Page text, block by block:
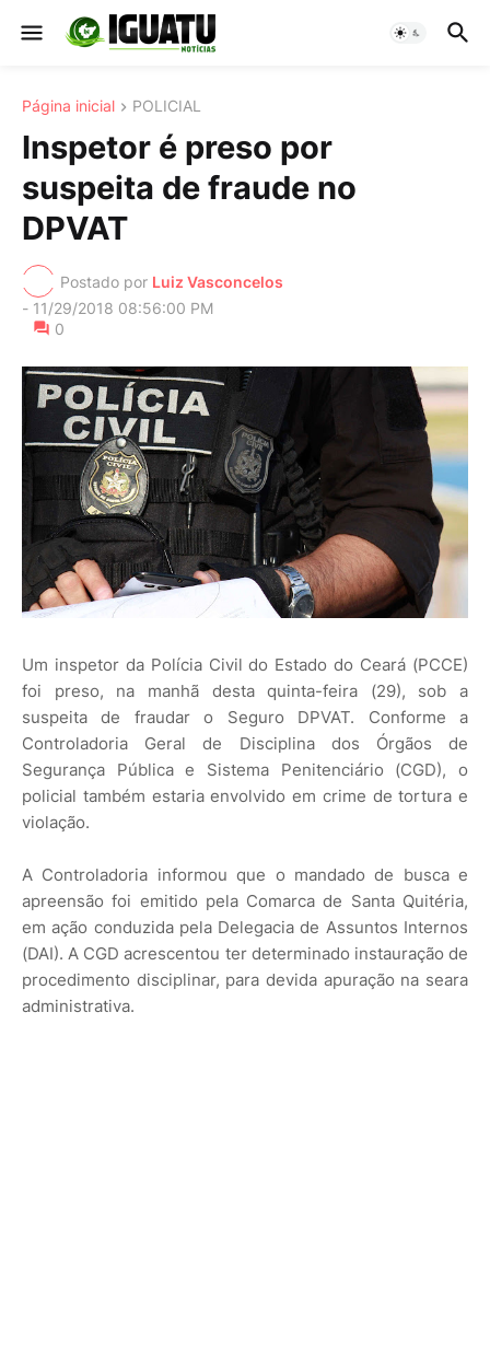
Página inicial POLICIAL
Inspetor é preso por
suspeita de fraude no
DPVAT
Postado por Luiz Vasconcelos
- 11/29/2018 08:56:00 PM
0
Um inspetor da Polícia Civil do Estado do Ceará (PCCE)
foi preso, na manhã desta quinta-feira (29), sob a
suspeita de fraudar o Seguro DPVAT. Conforme a
Controladoria Geral de Disciplina dos Órgãos de
Segurança Pública e Sistema Penitenciário (CGD), o
policial também estaria envolvido em crime de tortura e
violação.
A Controladoria informou que o mandado de busca e
apreensão foi emitido pela Comarca de Santa Quitéria,
em ação conduzida pela Delegacia de Assuntos Internos
(DAI). A CGD acrescentou ter determinado instauração de
procedimento disciplinar, para devida apuração na seara
administrativa.